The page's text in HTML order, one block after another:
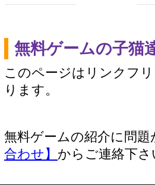
無料ゲームの子猫
このページはリンクフ
ります。
無料ゲームの紹介に問
合わせ】 からご連絡下さ